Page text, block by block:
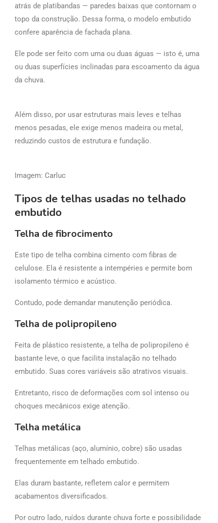
atrás de platibandas — paredes baixas que contornam o
topo da construção. Dessa forma, o modelo embutido
confere aparência de fachada plana.
Ele pode ser feito com uma ou duas águas — isto é, uma
ou duas superfícies inclinadas para escoamento da água
da chuva.
Além disso, por usar estruturas mais leves e telhas
menos pesadas, ele exige menos madeira ou metal,
reduzindo custos de estrutura e fundação.
Imagem: Carluc
Tipos de telhas usadas no telhado
embutido
Telha de fibrocimento
Este tipo de telha combina cimento com fibras de
celulose. Ela é resistente a intempéries e permite bom
isolamento térmico e acústico.
Contudo, pode demandar manutenção periódica.
Telha de polipropileno
Feita de plástico resistente, a telha de polipropileno é
bastante leve, o que facilita instalação no telhado
embutido. Suas cores variáveis são atrativos visuais.
Entretanto, risco de deformações com sol intenso ou
choques mecânicos exige atenção.
Telha metálica
Telhas metálicas (aço, alumínio, cobre) são usadas
frequentemente em telhado embutido.
Elas duram bastante, refletem calor e permitem
acabamentos diversificados.
Por outro lado, ruídos durante chuva forte e possibilidade